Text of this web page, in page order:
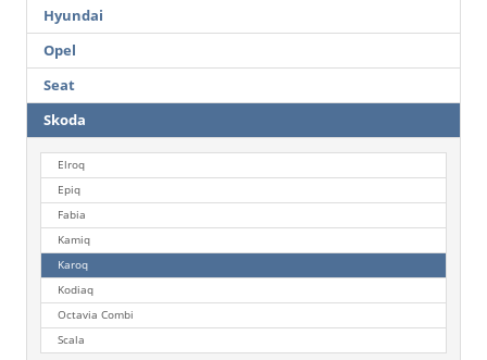
Hyundai
Opel
Seat
Skoda
Elroq
Epiq
Fabia
Kamiq
Karoq
Kodiaq
Octavia Combi
Scala